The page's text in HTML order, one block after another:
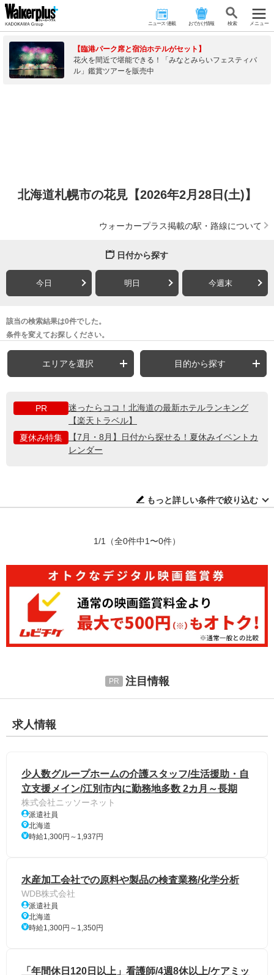
ニュース･連載 おでかけ情報 検 索 メニュー
【臨港パーク席と宿泊ホテルがセット】
花火を間近で堪能できる！「みなとみらいフェスティバ
ル」鑑賞ツアーを販売中
北海道札幌市の花見【2026年2月28日(土)】
ウォーカープラス掲載の駅・路線について
日付から探す
今日 明日 今週末
該当の検索結果は0件でした。
条件を変えてお探しください。
エリアを選択 目的から探す
PR
迷ったらココ！北海道の最新ホテルランキング
【楽天トラベル】
夏休み特集
【7月・8月】日付から探せる！夏休みイベントカ
レンダー
もっと詳しい条件で絞り込む
1/1 （全0件中1〜0件）
注目情報
求人情報
少人数グループホームの介護スタッフ/生活援助・自
立支援メイン/江別市内に勤務地多数 2カ月～長期
株式会社ニッソーネット
派遣社員
北海道
時給1,300円～1,937円
水産加工会社での原料や製品の検査業務/化学分析
WDB株式会社
派遣社員
北海道
時給1,300円～1,350円
「年間休日120日以上」看護師/4週8休以上/ケアミッ